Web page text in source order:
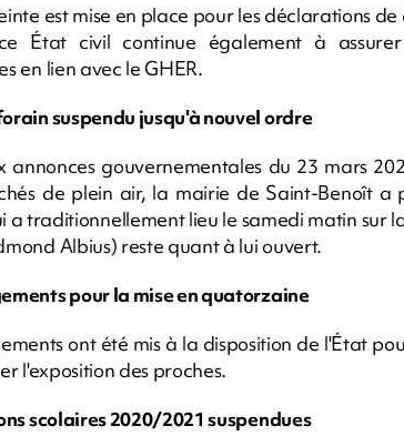
est mise en place pour les déclarations de
État civil continue également à
en lien avec le GHER.
suspendu jusqu'à nouvel ordre
annonces gouvernementales du 23 mars
de plein air, la mairie de Saint-Benoît a
a traditionnellement lieu le samedi matin sur
Albius) reste quant à lui ouvert.
pour la mise en quatorzaine
ont été mis à la disposition de l'État
l'exposition des proches.
scolaires 2020/2021 suspendues